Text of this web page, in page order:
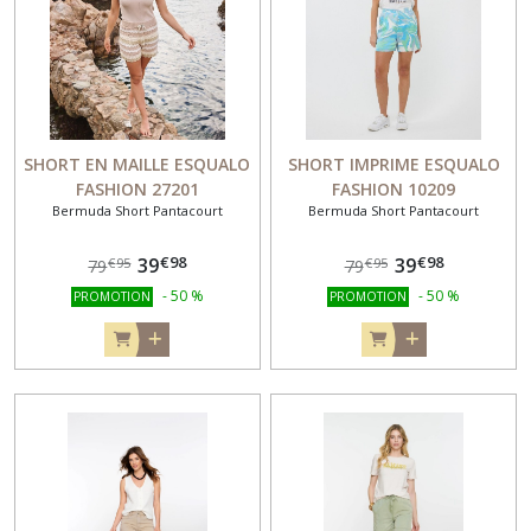
SHORT EN MAILLE ESQUALO
FASHION 27201
Bermuda Short Pantacourt
79€95 39€98
PROMOTION -50 %
SHORT IMPRIME ESQUALO
FASHION 10209
Bermuda Short Pantacourt
79€95 39€98
PROMOTION -50 %
VESTE
(22)
CARDIGAN
(5)
ETOLE
ECHARPE
(9)
CHAUSSETTES